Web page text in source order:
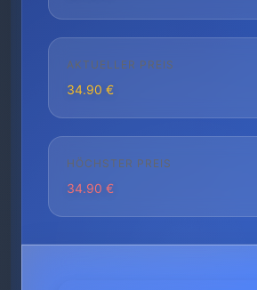
AKTUELLER PREIS
34.90 €
HÖCHSTER PREIS
34.90 €